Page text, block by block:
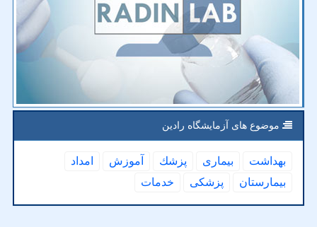
موضوع های آزمایشگاه رادین
بهداشت بیماری پزشك آموزش
امداد
بیمارستان
پزشكی خدمات